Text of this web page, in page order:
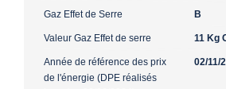
Gaz Effet de Serre B
Valeur Gaz Effet de serre 11 Kg
Année de référence des prix
de l'énergie (DPE réalisés
02/11/